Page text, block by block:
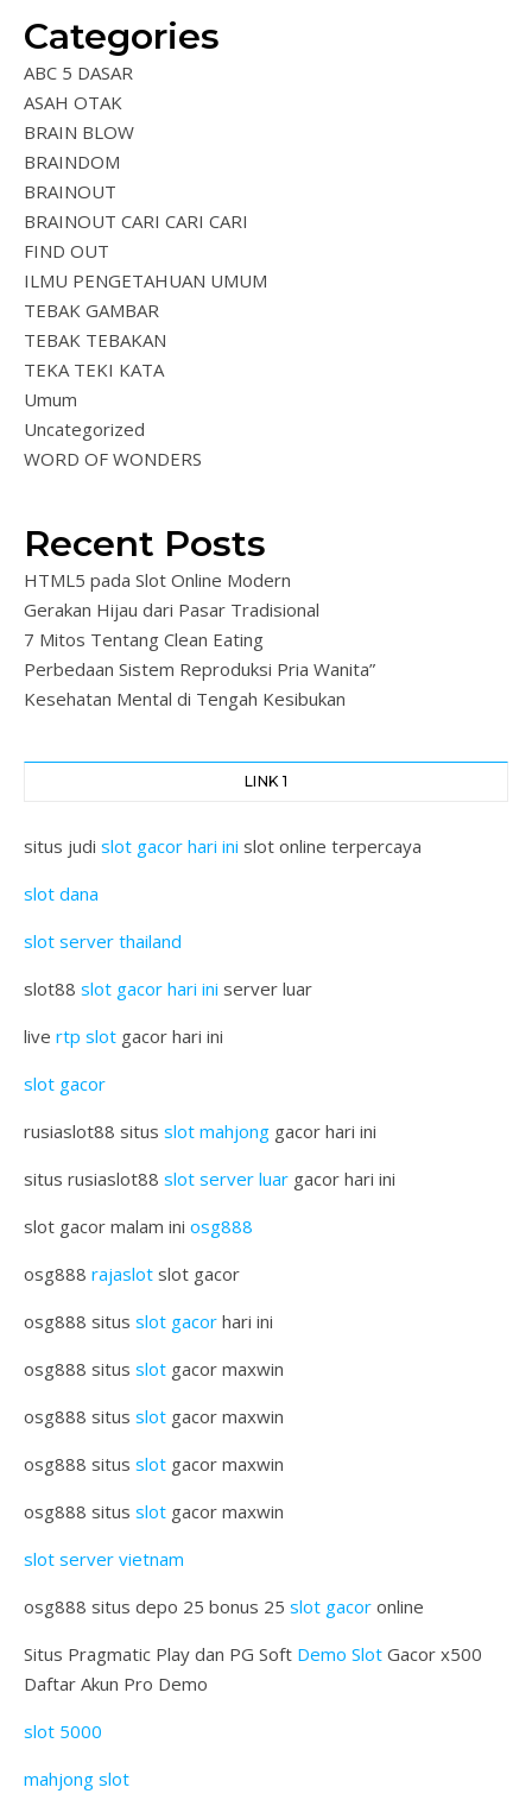
Categories
ABC 5 DASAR
ASAH OTAK
BRAIN BLOW
BRAINDOM
BRAINOUT
BRAINOUT CARI CARI CARI
FIND OUT
ILMU PENGETAHUAN UMUM
TEBAK GAMBAR
TEBAK TEBAKAN
TEKA TEKI KATA
Umum
Uncategorized
WORD OF WONDERS
Recent Posts
HTML5 pada Slot Online Modern
Gerakan Hijau dari Pasar Tradisional
7 Mitos Tentang Clean Eating
Perbedaan Sistem Reproduksi Pria Wanita”
Kesehatan Mental di Tengah Kesibukan
LINK 1
situs judi slot gacor hari ini slot online terpercaya
slot dana
slot server thailand
slot88 slot gacor hari ini server luar
live rtp slot gacor hari ini
slot gacor
rusiaslot88 situs slot mahjong gacor hari ini
situs rusiaslot88 slot server luar gacor hari ini
slot gacor malam ini osg888
osg888 rajaslot slot gacor
osg888 situs slot gacor hari ini
osg888 situs slot gacor maxwin
osg888 situs slot gacor maxwin
osg888 situs slot gacor maxwin
osg888 situs slot gacor maxwin
slot server vietnam
osg888 situs depo 25 bonus 25 slot gacor online
Situs Pragmatic Play dan PG Soft Demo Slot Gacor x500
Daftar Akun Pro Demo
slot 5000
mahjong slot